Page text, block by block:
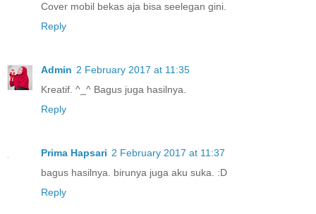
Cover mobil bekas aja bisa seelegan gini.
Reply
Admin 2 February 2017 at 11:35
Kreatif. ^_^ Bagus juga hasilnya.
Reply
Prima Hapsari 2 February 2017 at 11:37
bagus hasilnya. birunya juga aku suka. :D
Reply